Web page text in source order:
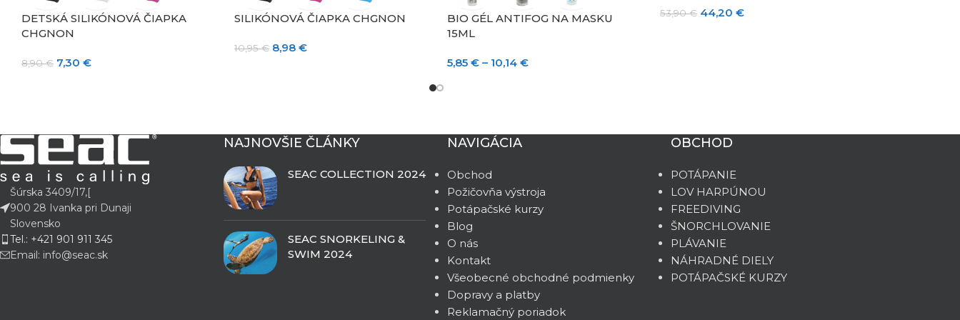
DETSKÁ SILIKÓNOVÁ ČIAPKA
CHGNON
8,90€ 7,30 €
SILIKÓNOVÁ ČIAPKA CHGNON
10,95€ 8,98 €
BIO GÉL ANTIFOG NA MASKU
15ML
5,85 € – 10,14 €
53,90€ 44,20 €
Šúrska 3409/17,[
900 28 Ivanka pri Dunaji
Slovensko
Tel.: +421 901 911 345
Email: info@seac.sk
NAJNOVŠIE ČLÁNKY
SEAC COLLECTION 2024
SEAC SNORKELING &
SWIM 2024
NAVIGÁCIA
Obchod
Požičovňa výstroja
Potápačské kurzy
Blog
O nás
Kontakt
Všeobecné obchodné podmienky
Dopravy a platby
Reklamačný poriadok
OBCHOD
POTÁPANIE
LOV HARPÚNOU
FREEDIVING
ŠNORCHLOVANIE
PLÁVANIE
NÁHRADNÉ DIELY
POTÁPAČSKÉ KURZY